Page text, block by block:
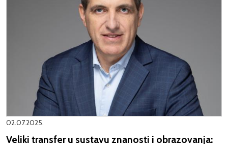
02.07.2025.
Veliki transfer u sustavu znanosti i obrazovanja: